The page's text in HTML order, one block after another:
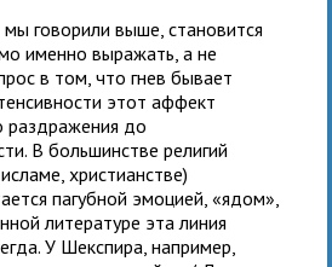
говорили выше, становится
именно выражать, а не
в том, что гнев бывает
этот аффект
раздражения до
В большинстве религий
христианстве)
пагубной эмоцией, «ядом»,
литературе эта линия
У Шекспира, например,